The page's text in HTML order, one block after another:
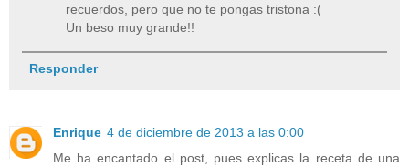
recuerdos, pero que no te pongas tristona :(
Un beso muy grande!!
Responder
Enrique 4 de diciembre de 2013 a las 0:00
Me ha encantado el post, pues explicas la receta de una